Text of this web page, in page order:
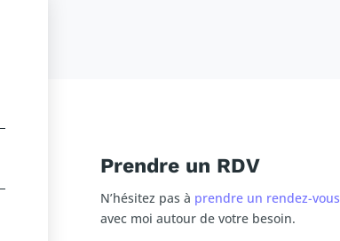
Prendre un RDV
N’hésitez pas à prendre un rendez-vous
avec moi autour de votre besoin.